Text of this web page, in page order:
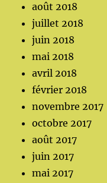
août 2018
juillet 2018
juin 2018
mai 2018
avril 2018
février 2018
novembre 2017
octobre 2017
août 2017
juin 2017
mai 2017